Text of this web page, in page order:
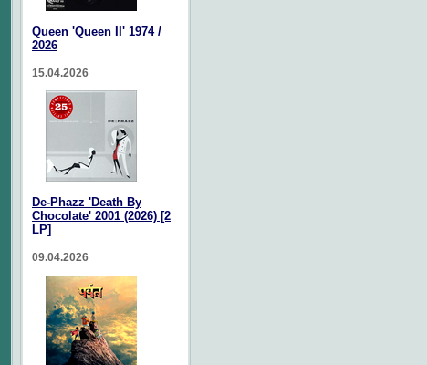
Queen 'Queen II' 1974 /
2026
15.04.2026
De-Phazz 'Death By
Chocolate' 2001 (2026) [2
LP]
09.04.2026